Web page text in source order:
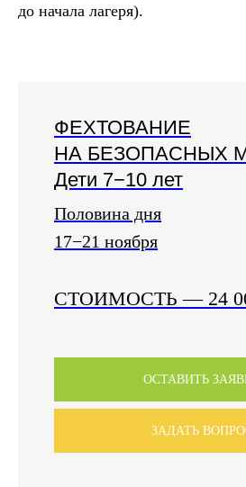
до начала лагеря).
ФЕХТОВАНИЕ
НА БЕЗОПАСНЫХ
Дети 7−10 лет
Половина дня
17−21 ноября
СТОИМОСТЬ — 24
ОСТАВИТЬ
ЗАДАТЬ